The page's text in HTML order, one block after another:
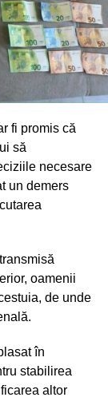
fi promis că
să
necesare
un demers
oamenii
de unde
în
stabilirea
altor